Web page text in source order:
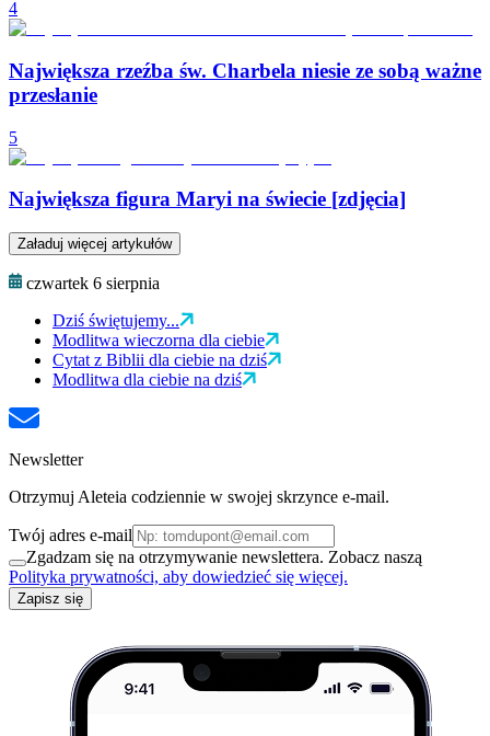
4
Największa rzeźba św. Charbela niesie ze sobą ważne
przesłanie
5
Największa figura Maryi na świecie [zdjęcia]
Załaduj więcej artykułów
czwartek 6 sierpnia
Dziś świętujemy...
Modlitwa wieczorna dla ciebie
Cytat z Biblii dla ciebie na dziś
Modlitwa dla ciebie na dziś
Newsletter
Otrzymuj Aleteia codziennie w swojej skrzynce e-mail.
Twój adres e-mail
Zgadzam się na otrzymywanie newslettera. Zobacz naszą
Polityka prywatności, aby dowiedzieć się więcej.
Zapisz się